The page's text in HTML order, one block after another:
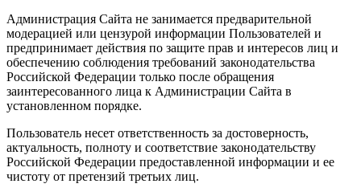
Администрация Сайта не занимается предварительной
модерацией или цензурой информации Пользователей и
предпринимает действия по защите прав и интересов лиц и
обеспечению соблюдения требований законодательства
Российской Федерации только после обращения
заинтересованного лица к Администрации Сайта в
установленном порядке.
Пользователь несет ответственность за достоверность,
актуальность, полноту и соответствие законодательству
Российской Федерации предоставленной информации и ее
чистоту от претензий третьих лиц.